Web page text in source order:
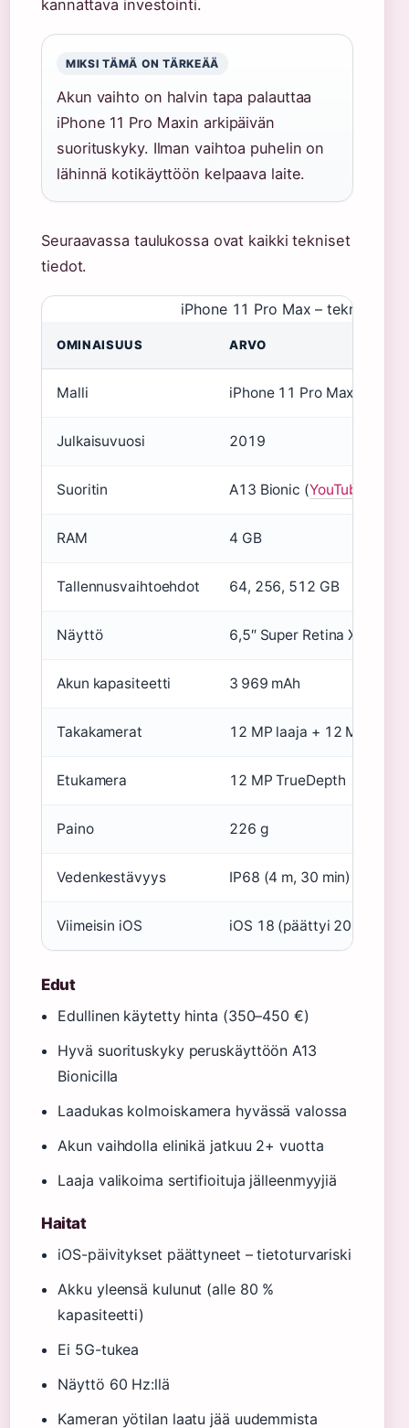
kannattava investointi.
MIKSI TÄMÄ ON TÄRKEÄÄ
Akun vaihto on halvin tapa palauttaa
iPhone 11 Pro Maxin arkipäivän
suorituskyky. Ilman vaihtoa puhelin on
lähinnä kotikäyttöön kelpaava laite.
Seuraavassa taulukossa ovat kaikki tekniset
tiedot.
iPhone 11 Pro Max – tekniset
OMINAISUUS ARVO
Malli iPhone 11 Pro Max
Julkaisuvuosi 2019
Suoritin A13 Bionic (YouTube –
RAM 4 GB
Tallennusvaihtoehdot 64, 256, 512 GB
Näyttö 6,5″ Super Retina XDR
Akun kapasiteetti 3 969 mAh
Takakamerat 12 MP laaja + 12 MP tele
Etukamera 12 MP TrueDepth
Paino 226 g
Vedenkestävyys IP68 (4 m, 30 min)
Viimeisin iOS iOS 18 (päättyi 2025) (
Edut
Edullinen käytetty hinta (350–450 €)
Hyvä suorituskyky peruskäyttöön A13
Bionicilla
Laadukas kolmoiskamera hyvässä valossa
Akun vaihdolla elinikä jatkuu 2+ vuotta
Laaja valikoima sertifioituja jälleenmyyjiä
Haitat
iOS-päivitykset päättyneet – tietoturvariski
Akku yleensä kulunut (alle 80 %
kapasiteetti)
Ei 5G-tukea
Näyttö 60 Hz:llä
Kameran yötilan laatu jää uudemmista